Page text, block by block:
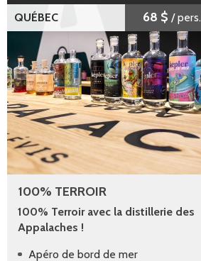
QUÉBEC 68 $ / pers.
100% TERROIR
100% Terroir avec la distillerie des
Appalaches !
Apéro de bord de mer